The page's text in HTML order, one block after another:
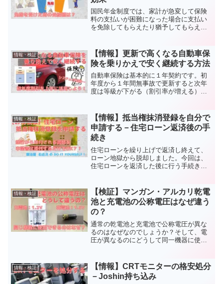
国民年金制度では、家計が急変して保険
料の支払いが困難になった場合に支払い
を免除してもらえたり猶予してもらえた
期間に応じて減る受給額などを試算して
みました。
情報・検証
【情報】更新で高くなる自動車保
険を乗りかえで安く継続する方法
自動車保険は基本的に１年契約です。初
年度から１年間無事故で更新すると次年
度は等級が下がる（割引率が増える）の
料が記載されて送付されてきます。それ
は一体なぜなのでしょうか...
情報・検証
【情報】抵当権抹消登録を自分で
申請する－住宅ローン返済後の手
続き
住宅ローンを繰り上げで返済し終えて、
ローン地獄から脱却しました。今回は、
住宅ローンを返済した後に行う手続きで
ど）を紹介します。色々なサイトに”わか
りにくく”紹介されてま...
情報・検証
【検証】マンガン・アルカリ乾電
池と充電池の公称電圧はなぜ違う
の？
通常の乾電池と充電池で公称電圧が異な
るのはなぜなのでしょうか？そして、電
圧が異なるのにどうして同一機器に使用
下）特性などを比較して、理論的にそれ
らの疑問を解決しました
情報・検証
【情報】CRTモニターの格安処分
－Joshin持ち込み